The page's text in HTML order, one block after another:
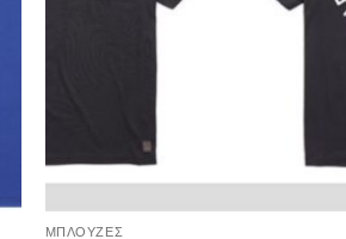
ΜΠΛΟΥΖΕΣ